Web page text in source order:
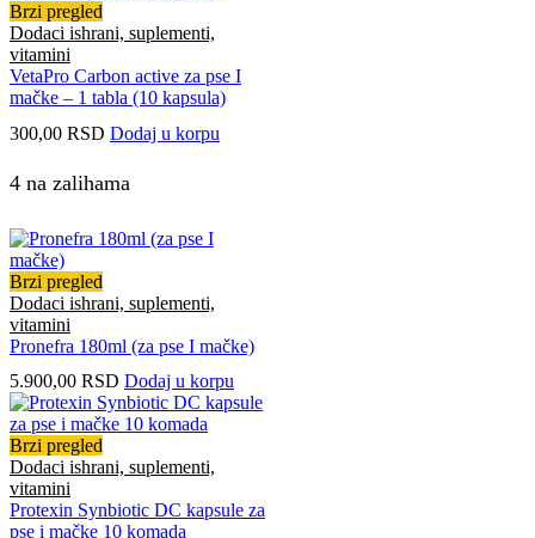
Brzi pregled
Dodaci ishrani, suplementi,
vitamini
VetaPro Carbon active za pse I
mačke – 1 tabla (10 kapsula)
300,00 RSD Dodaj u korpu
4 na zalihama
Brzi pregled
Dodaci ishrani, suplementi,
vitamini
Pronefra 180ml (za pse I mačke)
5.900,00 RSD Dodaj u korpu
Brzi pregled
Dodaci ishrani, suplementi,
vitamini
Protexin Synbiotic DC kapsule za
pse i mačke 10 komada